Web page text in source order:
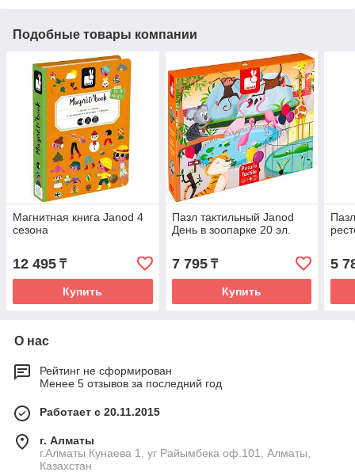
Подобные товары компании
Магнитная книга Janod 4
сезона
12 495 ₸
Купить
Пазл тактильный Janod
День в зоопарке 20 эл.
7 795₸
Купить
5
О нас
Рейтинг не сформирован
Менее 5 отзывов за последний год
Работает с 20.11.2015
г. Алматы
г.Алматы Кунаева 1, уг Райымбека оф.101, Алматы,
Казахстан